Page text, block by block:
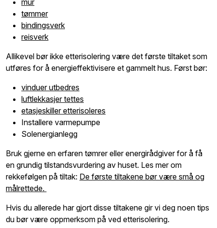
tømmer
bindingsverk
reisverk
Allikevel bør ikke etterisolering være det første tiltaket som
utføres for å energieffektivisere et gammelt hus. Først bør:
vinduer utbedres
luftlekkasjer tettes
etasjeskiller etterisoleres
Installere varmepumpe
Solenergianlegg
Bruk gjerne en erfaren tømrer eller energirådgiver for å få
en grundig tilstandsvurdering av huset. Les mer om
rekkefølgen på tiltak: De første tiltakene bør være små og
målrettede.
Hvis du allerede har gjort disse tiltakene gir vi deg noen tips
du bør være oppmerksom på ved etterisolering.